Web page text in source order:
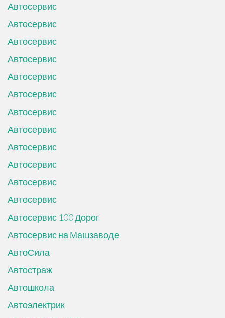
Автосервис
Автосервис
Автосервис
Автосервис
Автосервис
Автосервис
Автосервис
Автосервис
Автосервис
Автосервис
Автосервис
Автосервис
Автосервис 100 Дорог
Автосервис на Машзаводе
АвтоСила
Автостраж
Автошкола
Автоэлектрик